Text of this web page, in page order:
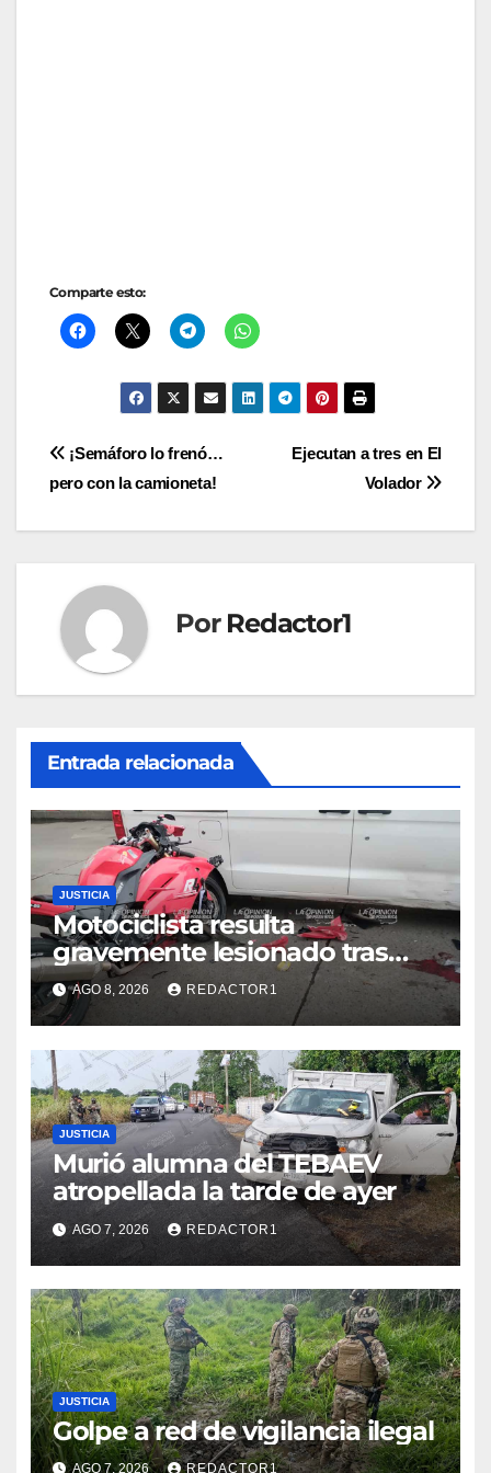
Comparte esto:
Navegación
de
Ejecutan a tres en El
Volador
¡Semáforo lo frenó…
pero con la camioneta!
Por Redactor1
Entrada relacionada
JUSTICIA
Motociclista resulta
gravemente lesionado tras
choque en la colonia Ricardo
Flores Magón
AGO 8, 2026 REDACTOR1
JUSTICIA
Murió alumna del TEBAEV
atropellada la tarde de ayer
AGO 7, 2026 REDACTOR1
JUSTICIA
Golpe a red de vigilancia ilegal
AGO 7, 2026 REDACTOR1